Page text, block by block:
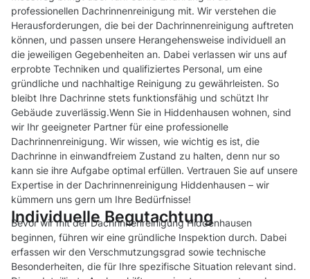
professionellen Dachrinnenreinigung mit. Wir verstehen die
Herausforderungen, die bei der Dachrinnenreinigung auftreten
können, und passen unsere Herangehensweise individuell an
die jeweiligen Gegebenheiten an. Dabei verlassen wir uns auf
erprobte Techniken und qualifiziertes Personal, um eine
gründliche und nachhaltige Reinigung zu gewährleisten. So
bleibt Ihre Dachrinne stets funktionsfähig und schützt Ihr
Gebäude zuverlässig.Wenn Sie in Hiddenhausen wohnen, sind
wir Ihr geeigneter Partner für eine professionelle
Dachrinnenreinigung. Wir wissen, wie wichtig es ist, die
Dachrinne in einwandfreiem Zustand zu halten, denn nur so
kann sie ihre Aufgabe optimal erfüllen. Vertrauen Sie auf unsere
Expertise in der Dachrinnenreinigung Hiddenhausen – wir
kümmern uns gern um Ihre Bedürfnisse!
Individuelle Begutachtung
Bevor wir mit der Dachrinnenreinigung Hiddenhausen
beginnen, führen wir eine gründliche Inspektion durch. Dabei
erfassen wir den Verschmutzungsgrad sowie technische
Besonderheiten, die für Ihre spezifische Situation relevant sind.